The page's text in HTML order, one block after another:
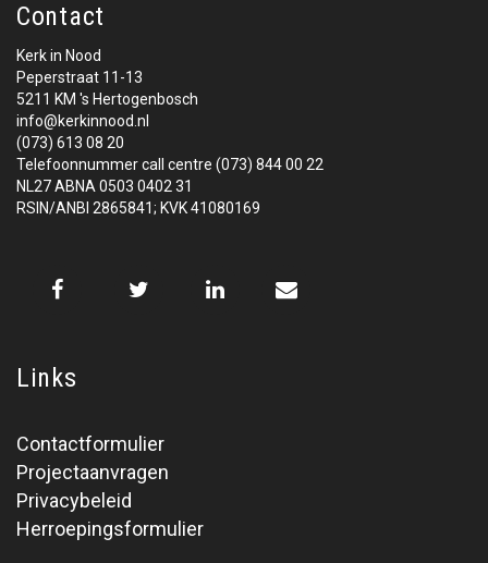
Contact
Kerk in Nood
Peperstraat 11-13
5211 KM 's Hertogenbosch
info@kerkinnood.nl
(073) 613 08 20
Telefoonnummer call centre (073) 844 00 22
NL27 ABNA 0503 0402 31
RSIN/ANBI 2865841; KVK 41080169
Links
Contactformulier
Projectaanvragen
Privacybeleid
Herroepingsformulier